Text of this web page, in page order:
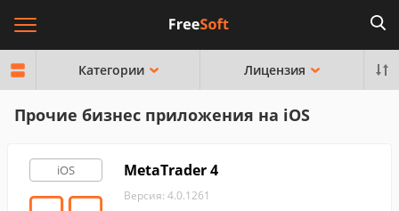
Категории Лицензия
Прочие бизнес приложения на iOS
iOS MetaTrader 4
Версия: 4.0.1261